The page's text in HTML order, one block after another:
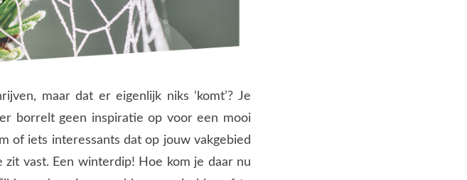
maar dat er eigenlijk niks ‘komt’? Je
borrelt geen inspiratie op voor een mooi
of iets interessants dat op jouw vakgebied
vast. Een winterdip! Hoe kom je daar nu